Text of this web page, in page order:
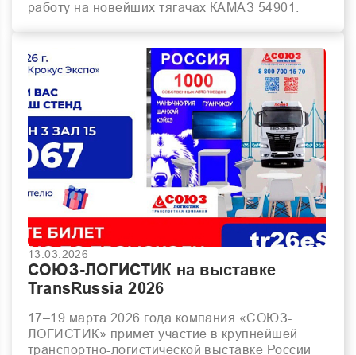
работу на новейших тягачах КАМАЗ 54901.
13.03.2026
СОЮЗ-ЛОГИСТИК на выставке
TransRussia 2026
17–19 марта 2026 года компания «СОЮЗ-
ЛОГИСТИК» примет участие в крупнейшей
транспортно-логистической выставке России